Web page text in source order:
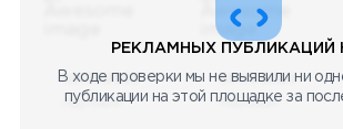
08.05.2023
Научный
08.05.2023
Научный
РЕКЛАМНЫХ ПУБЛИКАЦИЙ
В ходе проверки мы не выявили ни
публикации на этой площадке за